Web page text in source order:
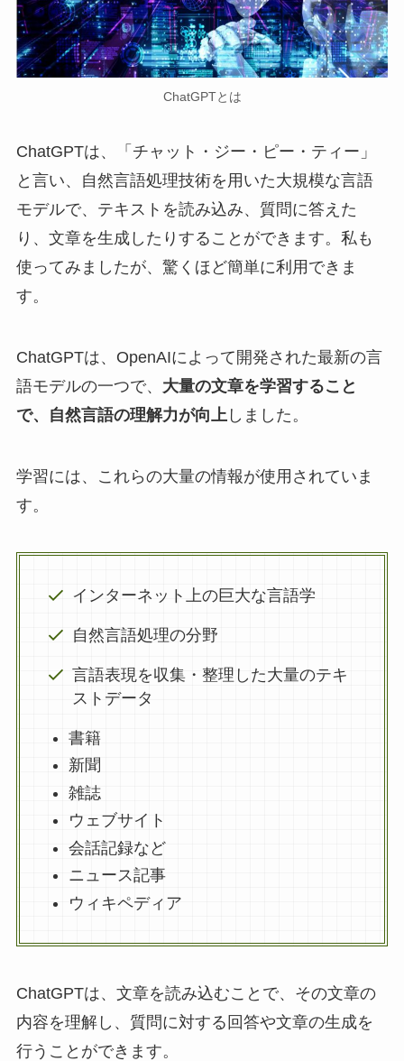
ChatGPTとは
ChatGPTは、「チャット・ジー・ピー・ティー」
と言い、自然言語処理技術を用いた大規模な言語
モデルで、テキストを読み込み、質問に答えた
り、文章を生成したりすることができます。私も
使ってみましたが、驚くほど簡単に利用できま
す。
ChatGPTは、OpenAIによって開発された最新の言
語モデルの一つで、 大量の文章を学習すること
で、自然言語の理解力が向上しました。
学習には、これらの大量の情報が使用されていま
す。
インターネット上の巨大な言語学
自然言語処理の分野
言語表現を収集・整理した大量のテキ
ストデータ
書籍
新聞
雑誌
ウェブサイト
会話記録など
ニュース記事
ウィキペディア
ChatGPTは、文章を読み込むことで、その文章の
内容を理解し、質問に対する回答や文章の生成を
行うことができます。